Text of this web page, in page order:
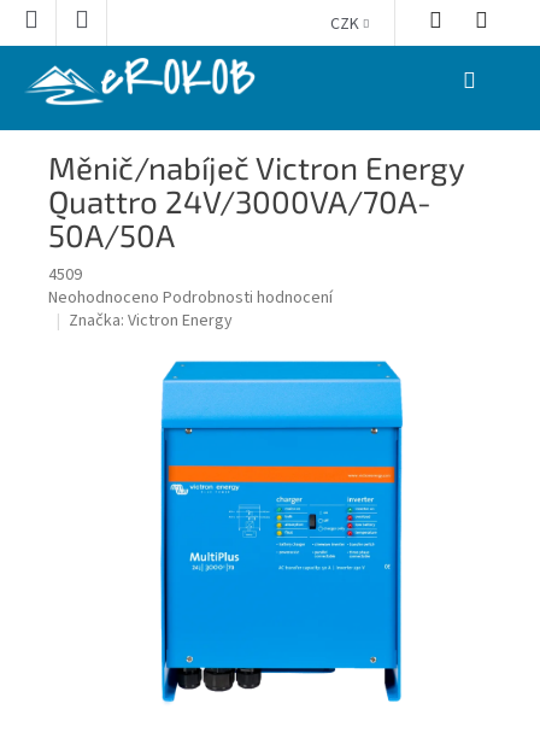
Přejít
CZK
NÁKUPNÍ
Měnič/nabíječ Victron Energy
Quattro 24V/3000VA/70A-
50A/50A
4509
Průměrné
hodnocení
Neohodnoceno Podrobnosti hodnocení
Značka: Victron Energy